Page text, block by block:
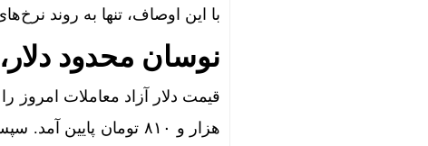
تحول بزرگ در آیفون ۱۸ پرو/ سه قابلیت رویایی که
به خانه‌های
قیمت طلا و سکه
گوگل
با این اوصاف، تنها به روند
نوسان محدود